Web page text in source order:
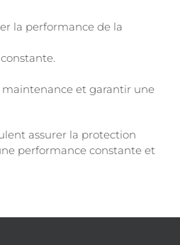
la performance de la
maintenance et garantir une
assurer la protection
performance constante et